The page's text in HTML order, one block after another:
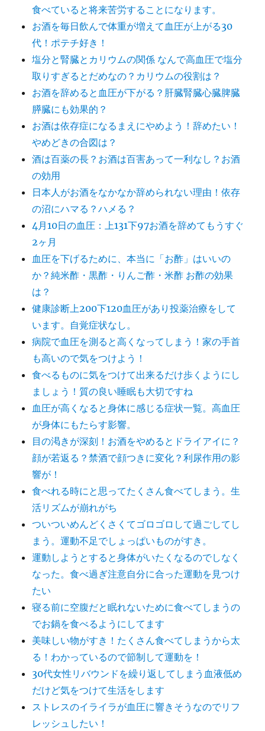
食べていると将来苦労することになります。
お酒を毎日飲んで体重が増えて血圧が上がる30
代！ポテチ好き！
塩分と腎臓とカリウムの関係 なんで高血圧で塩分
取りすぎるとだめなの？カリウムの役割は？
お酒を辞めると血圧が下がる？肝臓腎臓心臓脾臓
膵臓にも効果的？
お酒は依存症になるまえにやめよう！辞めたい！
やめどきの合図は？
酒は百薬の長？お酒は百害あって一利なし？お酒
の効用
日本人がお酒をなかなか辞められない理由！依存
の沼にハマる？ハメる？
4月10日の血圧：上131下97お酒を辞めてもうすぐ
2ヶ月
血圧を下げるために、本当に「お酢」はいいの
か？純米酢・黒酢・りんご酢・米酢 お酢の効果
は？
健康診断上200下120血圧があり投薬治療をして
います。自覚症状なし。
病院で血圧を測ると高くなってしまう！家の手首
も高いので気をつけよう！
食べるものに気をつけて出来るだけ歩くようにし
ましょう！質の良い睡眠も大切ですね
血圧が高くなると身体に感じる症状一覧。高血圧
が身体にもたらす影響。
目の渇きが深刻！お酒をやめるとドライアイに？
顔が若返る？禁酒で顔つきに変化？利尿作用の影
響が！
食べれる時にと思ってたくさん食べてしまう。生
活リズムが崩れがち
ついついめんどくさくてゴロゴロして過ごしてし
まう。運動不足でしょっぱいものがすき。
運動しようとすると身体がいたくなるのでしなく
なった。食べ過ぎ注意自分に合った運動を見つけ
たい
寝る前に空腹だと眠れないために食べてしまうの
でお鍋を食べるようにしてます
美味しい物がすき！たくさん食べてしまうから太
る！わかっているので節制して運動を！
30代女性リバウンドを繰り返してしまう血液低め
だけど気をつけて生活をします
ストレスのイライラが血圧に響きそうなのでリフ
レッシュしたい！